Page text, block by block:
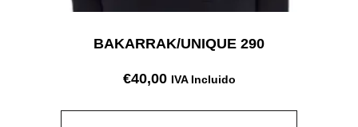
BAKARRAK/UNIQUE 290
€40,00 IVA Incluido